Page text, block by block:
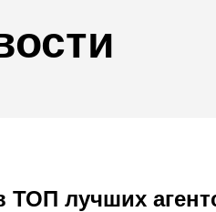
лучших